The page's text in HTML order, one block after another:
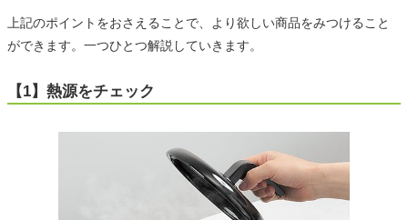
上記のポイントをおさえることで、より欲しい商品をみつけること
ができます。一つひとつ解説していきます。
【1】熱源をチェック